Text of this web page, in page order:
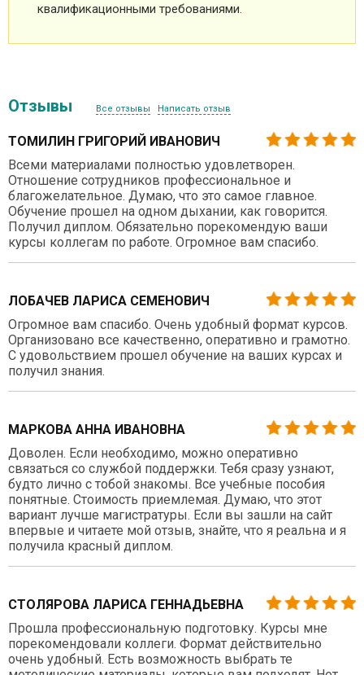
квалификационными требованиями.
Отзывы Все отзывы Написать отзыв
ТОМИЛИН ГРИГОРИЙ ИВАНОВИЧ
Всеми материалами полностью удовлетворен.
Отношение сотрудников профессиональное и
благожелательное. Думаю, что это самое главное.
Обучение прошел на одном дыхании, как говорится.
Получил диплом. Обязательно порекомендую ваши
курсы коллегам по работе. Огромное вам спасибо.
ЛОБАЧЕВ ЛАРИСА СЕМЕНОВИЧ
Огромное вам спасибо. Очень удобный формат курсов.
Организовано все качественно, оперативно и грамотно.
С удовольствием прошел обучение на ваших курсах и
получил знания.
МАРКОВА АННА ИВАНОВНА
Доволен. Если необходимо, можно оперативно
связаться со службой поддержки. Тебя сразу узнают,
будто лично с тобой знакомы. Все учебные пособия
понятные. Стоимость приемлемая. Думаю, что этот
вариант лучше магистратуры. Если вы зашли на сайт
впервые и читаете мой отзыв, знайте, что я реальна и я
получила красный диплом.
СТОЛЯРОВА ЛАРИСА ГЕННАДЬЕВНА
Прошла профессиональную подготовку. Курсы мне
порекомендовали коллеги. Формат действительно
очень удобный. Есть возможность выбрать те